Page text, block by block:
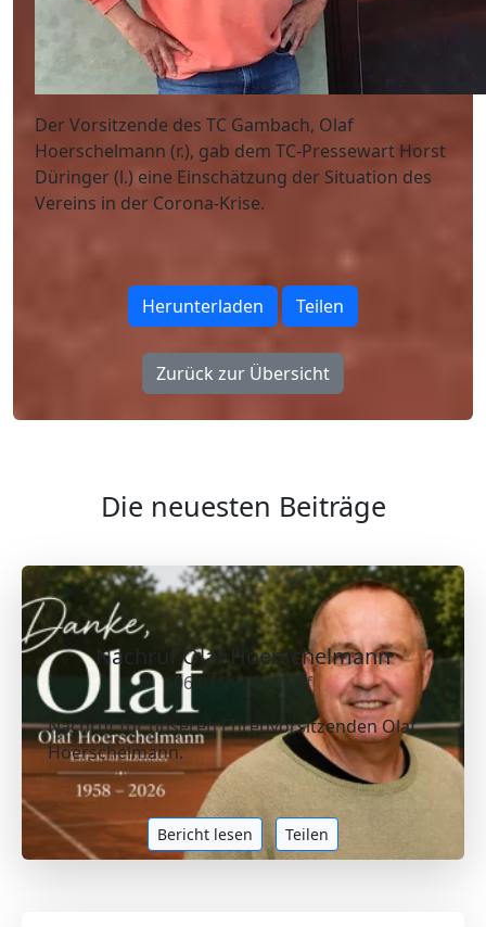
Der Vorsitzende des TC Gambach, Olaf
Hoerschelmann (r.), gab dem TC-Pressewart Horst
Düringer (l.) eine Einschätzung der Situation des
Vereins in der Corona-Krise.
Herunterladen Teilen
Zurück zur Übersicht
Die neuesten Beiträge
Nachruf Olaf Hoerschelmann
06.07.2026 - Wolf
Nachruf für unseren Ehrenvorsitzenden Olaf
Hoerschelmann.
Bericht lesen Teilen